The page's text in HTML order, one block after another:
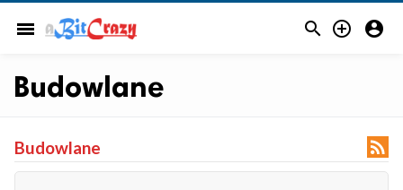
menu   
Budowlane
Budowlane 